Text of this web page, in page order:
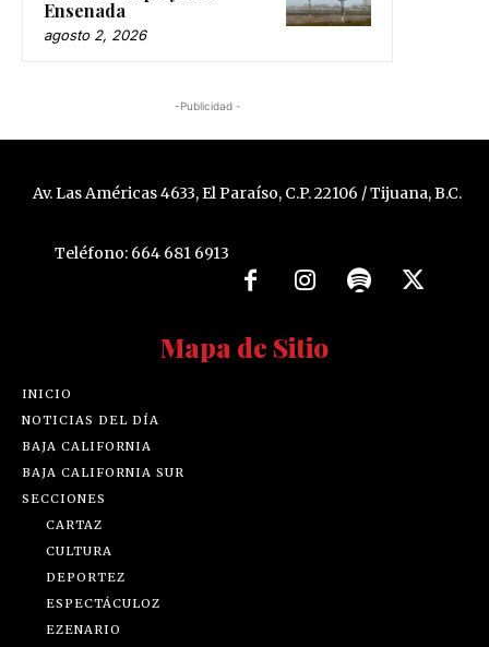
Ensenada
agosto 2, 2026
-Publicidad -
Av. Las Américas 4633, El Paraíso, C.P. 22106 / Tijuana, B.C.
Teléfono: 664 681 6913
Mapa de Sitio
INICIO
NOTICIAS DEL DÍA
BAJA CALIFORNIA
BAJA CALIFORNIA SUR
SECCIONES
CARTAZ
CULTURA
DEPORTEZ
ESPECTÁCULOZ
EZENARIO